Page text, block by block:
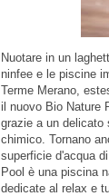
Nuotare in un
ninfee e le piscine
Terme Merano,
il nuovo Bio Nature
grazie a un delicato
chimico. Tornano
superficie d'acqua
Pool è una piscina
dedicate al relax e